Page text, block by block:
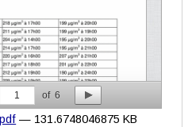
1 of 6
— 131.6748046875 KB